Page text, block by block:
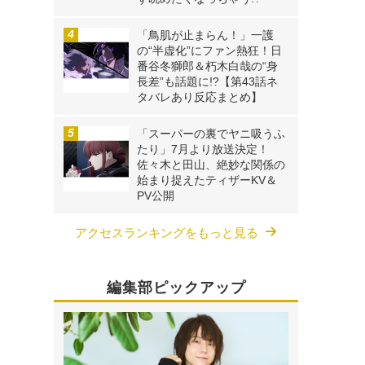
「鳥肌が止まらん！」一護
の“半虚化”にファン熱狂！日
番谷冬獅郎＆朽木白哉の“身
長差”も話題に!?【第43話ネ
タバレあり反応まとめ】
「スーパーの裏でヤニ吸うふ
たり」7月より放送決定！
佐々木と田山、絶妙な関係の
始まり捉えたティザーKV＆
PV公開
アクセスランキングをもっと見る
編集部ピックアップ